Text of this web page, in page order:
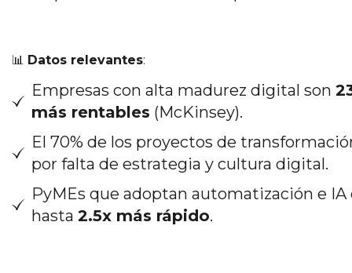
📊 Datos relevantes:
Empresas con alta madurez digital son
más rentables (McKinsey).
El 70% de los proyectos de
por falta de estrategia y cultura digital.
PyMEs que adoptan automatización e IA
hasta 2.5x más rápido.